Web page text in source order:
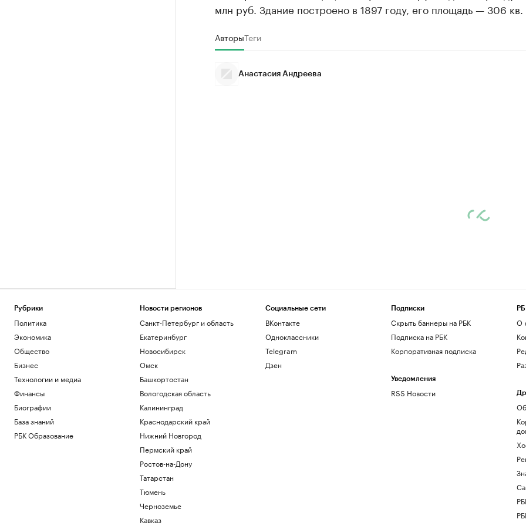
млн руб. Здание построено в 1897 году, его площадь — 306
АвторыТеги
Анастасия Андреева
Рубрики
Политика
Экономика
Общество
Бизнес
Технологии и медиа
Финансы
Биографии
База знаний
РБК Образование
Новости регионов
Санкт-Петербург и область
Екатеринбург
Новосибирск
Омск
Башкортостан
Вологодская область
Калининград
Краснодарский край
Нижний Новгород
Пермский край
Ростов-на-Дону
Татарстан
Тюмень
Черноземье
Кавказ
Социальные сети
ВКонтакте
Одноклассники
Telegram
Дзен
Подписки
Скрыть баннеры на РБК
Подписка на РБК
Корпоративная подписка
Уведомления
RSS Новости
О